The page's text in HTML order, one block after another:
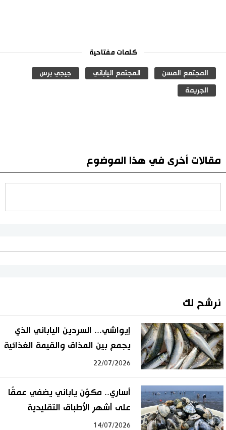
كلمات مفتاحية
المجتمع المسن المجتمع الياباني جيجي برس
الجريمة
مقالات أخرى في هذا الموضوع
نرشح لك
إيواشي... السردين الياباني الذي
يجمع بين المذاق والقيمة الغذائية
22/07/2026
أساري.. مكوّن ياباني يضفي عمقًا
على أشهر الأطباق التقليدية
14/07/2026